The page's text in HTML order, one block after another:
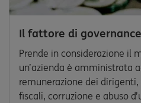
Il fattore di governance
Prende in considerazione il
un’azienda è amministrata
remunerazione dei
fiscali, corruzione e abuso